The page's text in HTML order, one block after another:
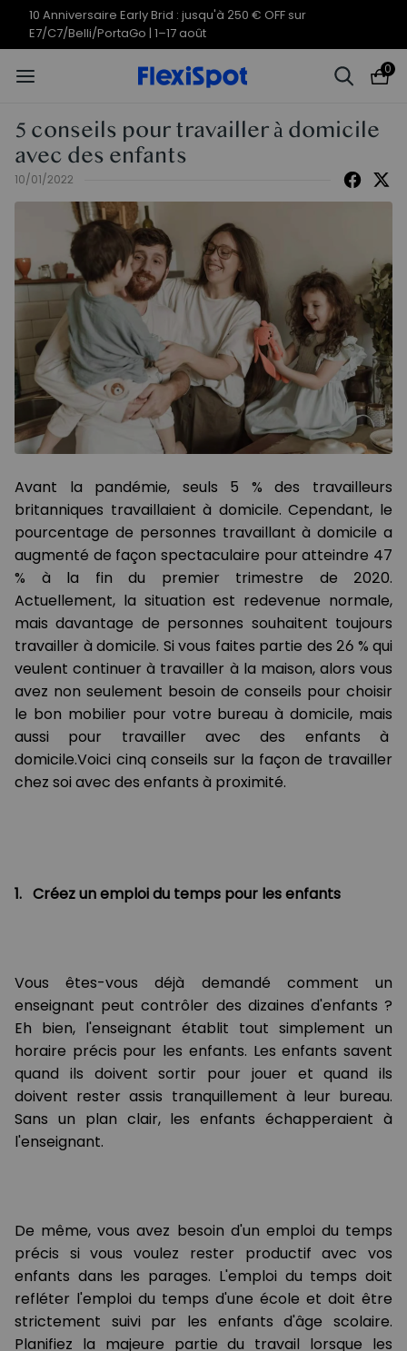
10 Anniversaire Early Brid : jusqu'à 250 € OFF sur
E7/C7/Belli/PortaGo | 1–17 août
0
5 conseils pour travailler à domicile
avec des enfants
10/01/2022
Avant la pandémie, seuls 5 % des travailleurs
britanniques travaillaient à domicile. Cependant, le
pourcentage de personnes travaillant à domicile a
augmenté de façon spectaculaire pour atteindre 47
% à la fin du premier trimestre de 2020.
Actuellement, la situation est redevenue normale,
mais davantage de personnes souhaitent toujours
travailler à domicile. Si vous faites partie des 26 % qui
veulent continuer à travailler à la maison, alors vous
avez non seulement besoin de conseils pour choisir
le bon mobilier pour votre bureau à domicile, mais
aussi pour travailler avec des enfants à
domicile.Voici cinq conseils sur la façon de travailler
chez soi avec des enfants à proximité.
1. Créez un emploi du temps pour les enfants
Vous êtes-vous déjà demandé comment un
enseignant peut contrôler des dizaines d'enfants ?
Eh bien, l'enseignant établit tout simplement un
horaire précis pour les enfants. Les enfants savent
quand ils doivent sortir pour jouer et quand ils
doivent rester assis tranquillement à leur bureau.
Sans un plan clair, les enfants échapperaient à
l'enseignant.
De même, vous avez besoin d'un emploi du temps
précis si vous voulez rester productif avec vos
enfants dans les parages. L'emploi du temps doit
refléter l'emploi du temps d'une école et doit être
strictement suivi par les enfants d'âge scolaire.
Planifiez la majeure partie du travail lorsque les